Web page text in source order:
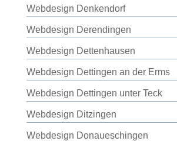
Webdesign Denkendorf
Webdesign Derendingen
Webdesign Dettenhausen
Webdesign Dettingen an der Erms
Webdesign Dettingen unter Teck
Webdesign Ditzingen
Webdesign Donaueschingen